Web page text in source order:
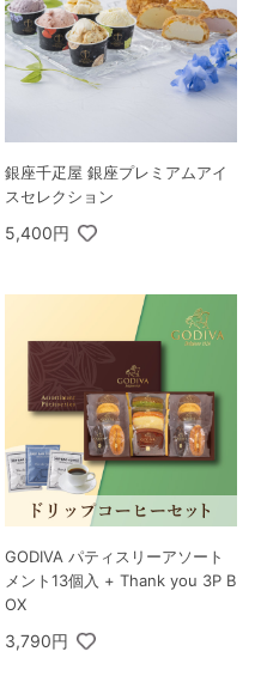
銀座千疋屋 銀座プレミアムアイ
スセレクション
5,400円
GODIVA パティスリーアソート
メント13個入 + Thank you 3P B
OX
3,790円